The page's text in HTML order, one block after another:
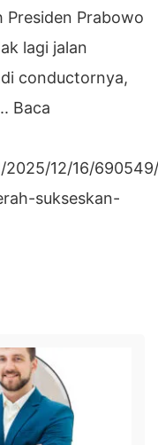
Presiden Prabowo
lagi jalan
conductornya,
Baca
12/16/
sukseskan-